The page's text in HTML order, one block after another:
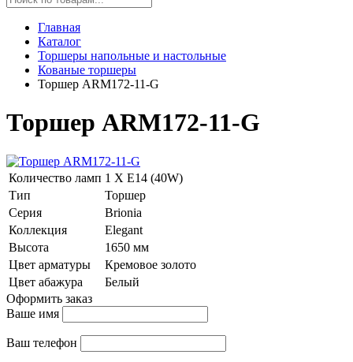
Главная
Каталог
Торшеры напольные и настольные
Кованые торшеры
Торшер ARM172-11-G
Торшер ARM172-11-G
Количество ламп 1 Х E14 (40W)
Тип
Торшер
Серия
Brionia
Коллекция
Elegant
Высота
1650 мм
Цвет арматуры
Кремовое золото
Цвет абажура
Белый
Оформить заказ
Ваше имя
Ваш телефон